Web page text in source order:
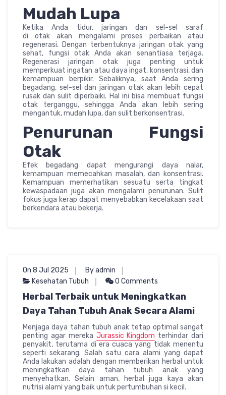
Mudah Lupa
Ketika Anda tidur, jaringan dan sel-sel saraf
di otak akan mengalami proses perbaikan atau
regenerasi. Dengan terbentuknya jaringan otak yang
sehat, fungsi otak Anda akan senantiasa terjaga.
Regenerasi jaringan otak juga penting untuk
memperkuat ingatan atau daya ingat, konsentrasi, dan
kemampuan berpikir. Sebaliknya, saat Anda sering
begadang, sel-sel dan jaringan otak akan lebih cepat
rusak dan sulit diperbaiki. Hal ini bisa membuat fungsi
otak terganggu, sehingga Anda akan lebih sering
mengantuk, mudah lupa, dan sulit berkonsentrasi.
Penurunan Fungsi
Otak
Efek begadang dapat mengurangi daya nalar,
kemampuan memecahkan masalah, dan konsentrasi.
Kemampuan memerhatikan sesuatu serta tingkat
kewaspadaan juga akan mengalami penurunan. Sulit
fokus juga kerap dapat menyebabkan kecelakaan saat
berkendara atau bekerja.
On 8 Jul 2025
By admin
Kesehatan Tubuh
0 Comments
Herbal Terbaik untuk Meningkatkan
Daya Tahan Tubuh Anak Secara Alami
Menjaga daya tahan tubuh anak tetap optimal sangat
penting agar mereka Jurassic Kingdom terhindar dari
penyakit, terutama di era cuaca yang tidak menentu
seperti sekarang. Salah satu cara alami yang dapat
Anda lakukan adalah dengan memberikan herbal untuk
meningkatkan daya tahan tubuh anak yang
menyehatkan. Selain aman, herbal juga kaya akan
nutrisi alami yang baik untuk pertumbuhan si kecil.